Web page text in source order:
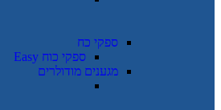
ספקי כח
ספקי כוח Easy
מגענים מודולרים